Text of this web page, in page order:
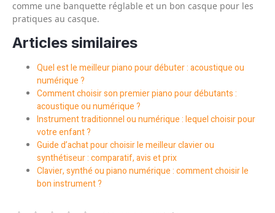
comme une banquette réglable et un bon casque pour les
pratiques au casque.
Articles similaires
Quel est le meilleur piano pour débuter : acoustique ou
numérique ?
Comment choisir son premier piano pour débutants :
acoustique ou numérique ?
Instrument traditionnel ou numérique : lequel choisir pour
votre enfant ?
Guide d’achat pour choisir le meilleur clavier ou
synthétiseur : comparatif, avis et prix
Clavier, synthé ou piano numérique : comment choisir le
bon instrument ?